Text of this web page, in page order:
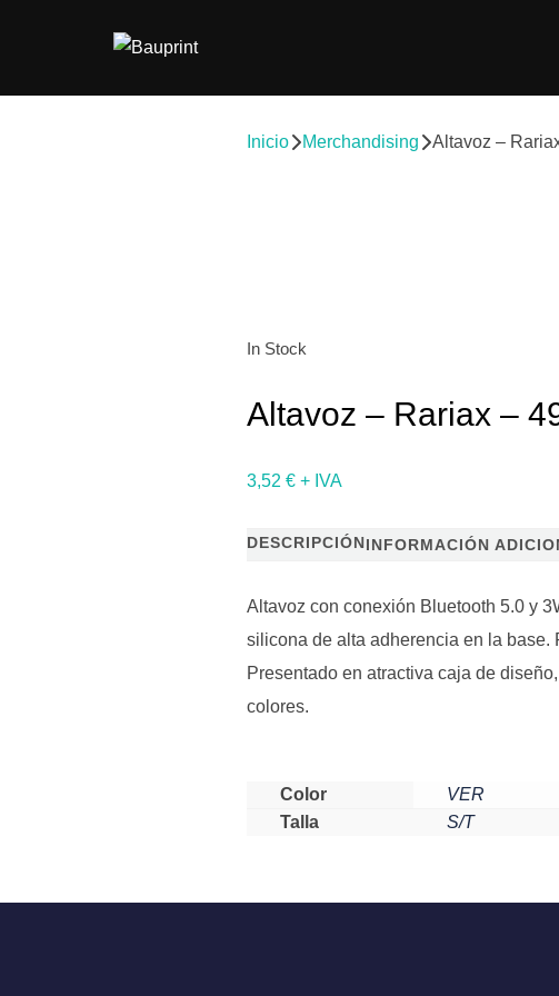
Inicio Merchandising Altavoz –
In Stock
Altavoz – Rariax –
3,52 € + IVA
DESCRIPCIÓNINFORMACIÓN
Altavoz con conexión Bluetooth 5.0 y
silicona de alta adherencia en la base.
Presentado en atractiva caja de
colores.
Color
VER
Talla
S/T